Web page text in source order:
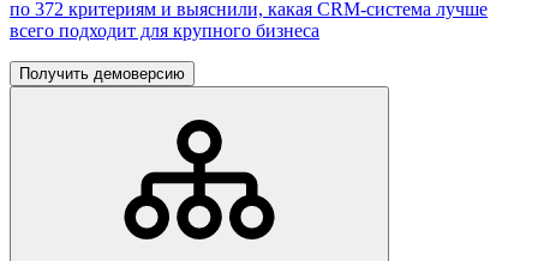
по 372 критериям и выяснили, какая CRM-система лучше
всего подходит для крупного бизнеса
Получить демоверсию